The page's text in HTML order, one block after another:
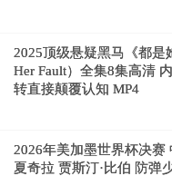
2025顶级悬疑黑马《都是
Her Fault）全集8集高清
转直接颠覆认知 MP4
2026年美加墨世界杯决赛
夏奇拉 贾斯汀·比伯 防弹